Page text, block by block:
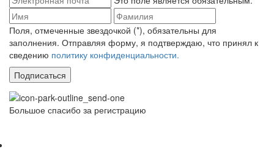
Поля, отмеченные звездочкой (*), обязательны для
заполнения. Отправляя форму, я подтверждаю, что принял к
сведению политику конфиденциальности.
Подписаться
Большое спасибо за регистрацию